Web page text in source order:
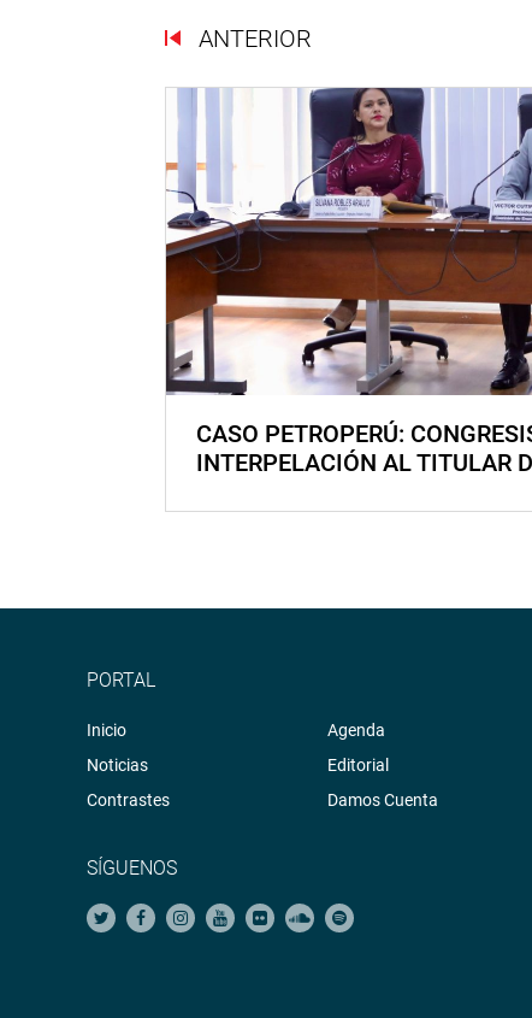
ANTERIOR
CASO PETROPERÚ:
INTERPELACIÓN AL TITULAR
PORTAL
Inicio
Noticias
Contrastes
Agenda
Editorial
Damos Cuenta
SÍGUENOS